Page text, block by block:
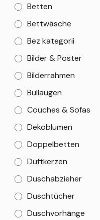
Betten
Bettwäsche
Bez kategorii
Bilder & Poster
Bilderrahmen
Bullaugen
Couches & Sofas
Dekoblumen
Doppelbetten
Duftkerzen
Duschabzieher
Duschtücher
Duschvorhänge